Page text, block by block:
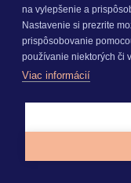
KROS Porovnanie
Odporúčané
Príklad vytvorenia
Prihlasovanie e-
na vylepšenie a
Nastavenie si prezrite
prispôsobovanie
používanie niektorých či
Viac informácií